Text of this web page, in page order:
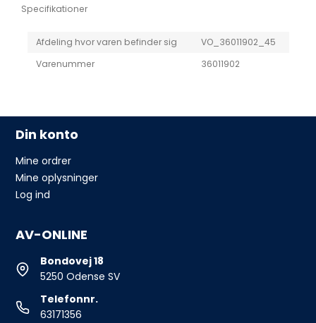
Specifikationer
Afdeling hvor varen befinder sig
VO_36011902_45
Varenummer
36011902
Din konto
Mine ordrer
Mine oplysninger
Log ind
AV-ONLINE
Bondovej 18
5250 Odense SV
Telefonnr.
63171356